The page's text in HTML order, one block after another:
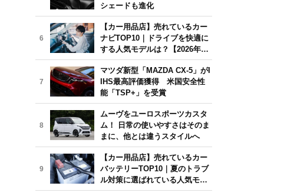
シェードも進化
6
【カー用品店】売れているカー
ナビTOP10｜ドライブを快適に
する人気モデルは？【2026年6
月版】
7
マツダ新型「MAZDA CX-5」がI
IHS最高評価獲得 米国安全性
能「TSP+」を受賞
8
ムーヴをユーロスポーツカスタ
ム！ 日常の使いやすさはそのま
まに、他とは違うスタイルへ
9
【カー用品店】売れているカー
バッテリーTOP10｜夏のトラブ
ル対策に選ばれている人気モデ
ルは？【2026年6月版】